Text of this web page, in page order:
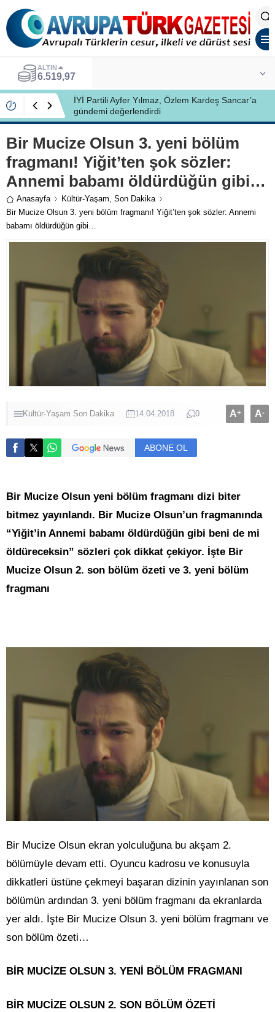
ALTIN
6.519,97
İYİ Partili Ayfer Yılmaz, Özlem Kardeş Sancar’a
gündemi değerlendirdi
Bir Mucize Olsun 3. yeni bölüm
fragmanı! Yiğit’ten şok sözler:
Annemi babamı öldürdüğün gibi…
Anasayfa Kültür-Yaşam, Son Dakika
Bir Mucize Olsun 3. yeni bölüm fragmanı! Yiğit’ten şok sözler: Annemi
babamı öldürdüğün gibi…
Kültür-Yaşam Son Dakika 14.04.2018 0 A+ A-
ABONE OL
Bir Mucize Olsun yeni bölüm fragmanı dizi biter
bitmez yayınlandı. Bir Mucize Olsun’un fragmanında
“Yiğit’in Annemi babamı öldürdüğün gibi beni de mi
öldüreceksin” sözleri çok dikkat çekiyor. İşte Bir
Mucize Olsun 2. son bölüm özeti ve 3. yeni bölüm
fragmanı
Bir Mucize Olsun ekran yolculuğuna bu akşam 2.
bölümüyle devam etti. Oyuncu kadrosu ve konusuyla
dikkatleri üstüne çekmeyi başaran dizinin yayınlanan son
bölümün ardından 3. yeni bölüm fragmanı da ekranlarda
yer aldı. İşte Bir Mucize Olsun 3. yeni bölüm fragmanı ve
son bölüm özeti…
BİR MUCİZE OLSUN 3. YENİ BÖLÜM FRAGMANI
BİR MUCİZE OLSUN 2. SON BÖLÜM ÖZETİ